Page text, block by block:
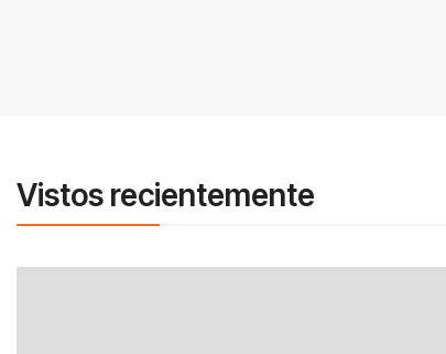
Vistos recientemente